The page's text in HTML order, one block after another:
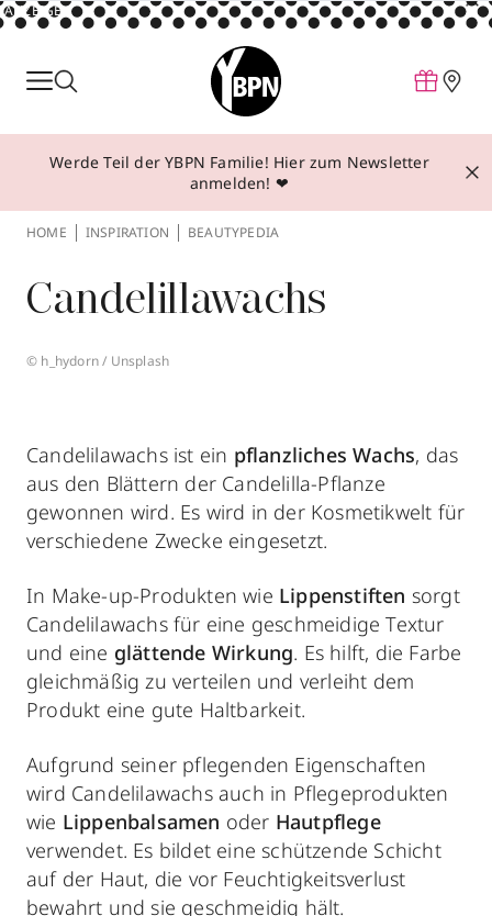
ANZEIGE
Parfum
Make-up
Behandlungen
Über YBPN
Aktionen
Werde Teil der YBPN Familie! Hier zum Newsletter
anmelden! ❤
HOME INSPIRATION BEAUTYPEDIA
Candelillawachs
© h_hydorn / Unsplash
Candelilawachs ist ein pflanzliches Wachs, das
aus den Blättern der Candelilla-Pflanze
gewonnen wird. Es wird in der Kosmetikwelt für
verschiedene Zwecke eingesetzt.
In Make-up-Produkten wie Lippenstiften sorgt
Candelilawachs für eine geschmeidige Textur
und eine glättende Wirkung. Es hilft, die Farbe
gleichmäßig zu verteilen und verleiht dem
Produkt eine gute Haltbarkeit.
Aufgrund seiner pflegenden Eigenschaften
wird Candelilawachs auch in Pflegeprodukten
wie Lippenbalsamen oder Hautpflege
verwendet. Es bildet eine schützende Schicht
auf der Haut, die vor Feuchtigkeitsverlust
bewahrt und sie geschmeidig hält.